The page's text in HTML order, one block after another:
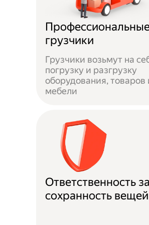
грузчики
Грузчики возьмут на
погрузку и разгрузку
оборудования, товаров
мебели
Ответственность за
сохранность вещей